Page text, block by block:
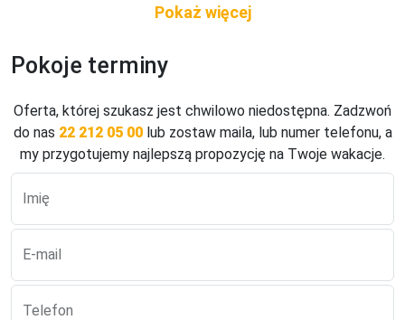
- łagodne wejście do morza
Pokoje
Double Classic Balcony
- ok. 20 m2
- klimatyzacja
- łazienka (wanna/prysznic, WC, suszarka)
- lodówka/minibar
- sejf
- TV-SAT, telefon
- balkon/ taras
Double Superior SeaView Balcony
Pokoje terminy
Oferta, której szukasz jest chwilowo niedostępna. Zadzwoń
do nas 22 212 05 00lub zostaw maila, lub numer telefonu, a
my przygotujemy najlepszą propozycję na Twoje wakacje.
Imię
E-mail
Telefon